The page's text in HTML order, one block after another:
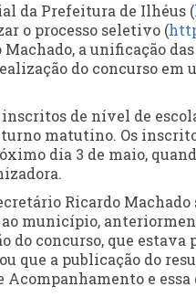
da Prefeitura de Ilhéus (
o processo seletivo (
a unificação
do concurso
inscritos de nível de
matutino. Os
dia 3 de maio,
Ricardo
município,
do concurso, que estava
que a publicação do
Acompanhamento e